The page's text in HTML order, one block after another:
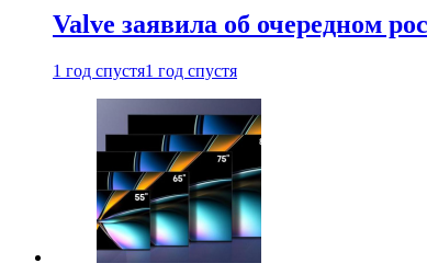
Valve заявила об очередном
1 год спустя1 год спустя